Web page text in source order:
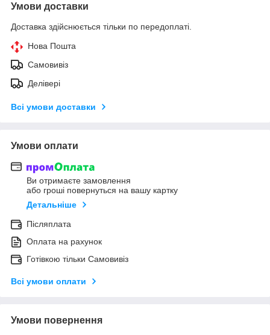
Умови доставки
Доставка здійснюється тільки по передоплаті.
Нова Пошта
Самовивіз
Делівері
Всі умови доставки
Умови оплати
Ви отримаєте замовлення
або гроші повернуться на вашу картку
Детальніше
Післяплата
Оплата на рахунок
Готівкою тільки Самовивіз
Всі умови оплати
Умови повернення